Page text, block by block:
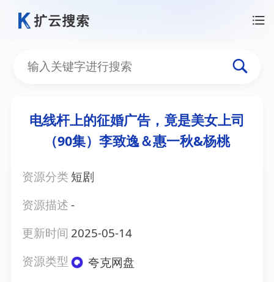
电线杆上的征婚广告，竟是美女上司
（90集）李致逸＆惠一秋&杨桃
资源分类 短剧
资源描述-
更新时间 2025-05-14
资源类型
夸克网盘